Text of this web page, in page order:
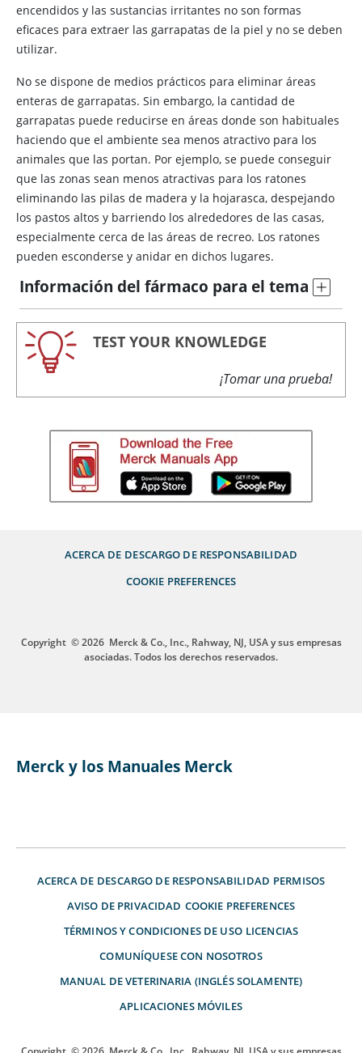
encendidos y las sustancias irritantes no son formas
eficaces para extraer las garrapatas de la piel y no se deben
utilizar.
No se dispone de medios prácticos para eliminar áreas
enteras de garrapatas. Sin embargo, la cantidad de
garrapatas puede reducirse en áreas donde son habituales
haciendo que el ambiente sea menos atractivo para los
animales que las portan. Por ejemplo, se puede conseguir
que las zonas sean menos atractivas para los ratones
eliminando las pilas de madera y la hojarasca, despejando
los pastos altos y barriendo los alrededores de las casas,
especialmente cerca de las áreas de recreo. Los ratones
pueden esconderse y anidar en dichos lugares.
Información del fármaco para el tema
TEST YOUR KNOWLEDGE
¡Tomar una prueba!
ACERCA DE DESCARGO DE RESPONSABILIDAD
COOKIE PREFERENCES
Copyright © 2026 Merck & Co., Inc., Rahway, NJ, USA y sus empresas
asociadas. Todos los derechos reservados.
Merck y los Manuales Merck
ACERCA DE DESCARGO DE RESPONSABILIDAD PERMISOS
AVISO DE PRIVACIDAD COOKIE PREFERENCES
TÉRMINOS Y CONDICIONES DE USO LICENCIAS
COMUNÍQUESE CON NOSOTROS
MANUAL DE VETERINARIA (INGLÉS SOLAMENTE)
APLICACIONES MÓVILES